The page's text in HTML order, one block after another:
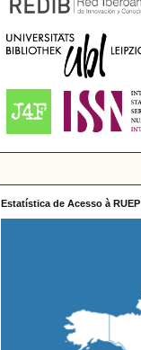
Estatística de Acesso à RUEP